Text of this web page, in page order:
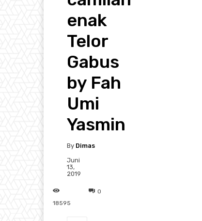
enak
Telor
Gabus
by Fah
Umi
Yasmin
By Dimas
Juni
13,
2019
0
18595